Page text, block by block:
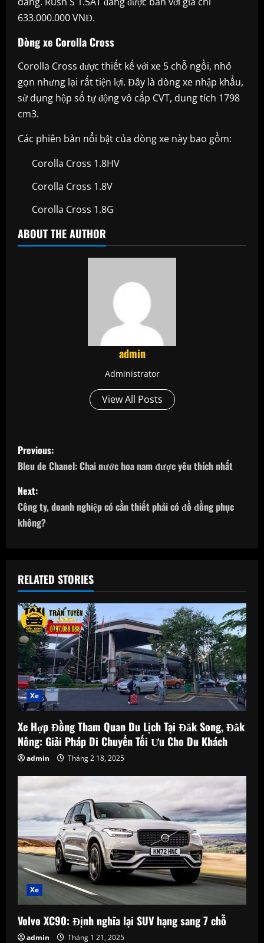
633.000.000 VNĐ.
Dòng xe Corolla Cross
Corolla Cross được thiết kế với xe 5 chỗ ngồi, nhỏ
gọn nhưng lại rất tiện lợi. Đây là dòng xe nhập khẩu,
sử dụng hộp số tự động vô cấp CVT, dung tích 1798
cm3.
Các phiên bản nổi bật của dòng xe này bao gồm:
Corolla Cross 1.8HV
Corolla Cross 1.8V
Corolla Cross 1.8G
ABOUT THE AUTHOR
admin
Administrator
View All Posts
P
o
s
t
a
v
i
g
a
t
i
o
n
Previous:
Bleu de Chanel: Chai nước hoa nam được yêu thích nhất
Next:
Công ty, doanh nghiệp có cần thiết phải có đồ đồng phục
không?
RELATED STORIES
Xe
Xe Hợp Đồng Tham Quan Du Lịch Tại Đắk Song, Đắk
Nông: Giải Pháp Di Chuyển Tối Ưu Cho Du Khách
admin Tháng 2 18, 2025
Xe
Volvo XC90: Định nghĩa lại SUV hạng sang 7 chỗ
admin Tháng 1 21, 2025